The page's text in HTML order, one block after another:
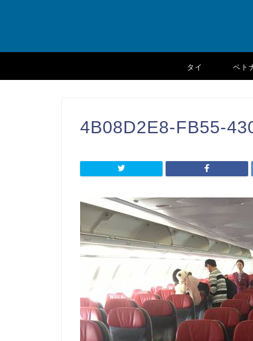
タイ ベト
4B08D2E8-FB55-